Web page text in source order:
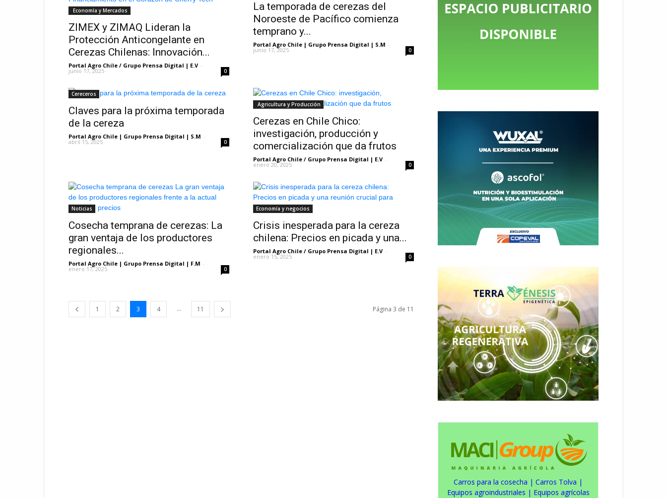
Economía y Mercados
ZIMEX y ZIMAQ Lideran la
Protección Anticongelante en
Cerezas Chilenas: Innovación...
Portal Agro Chile / Grupo Prensa Digital | E.V -
junio 17, 2025 0
La temporada de cerezas del
Noroeste de Pacífico comienza
temprano y...
Portal Agro Chile | Grupo Prensa Digital | S.M -
junio 17, 2025 0
Cereceros
Claves para la próxima temporada
de la cereza
Portal Agro Chile | Grupo Prensa Digital | S.M -
abril 15, 2025 0
Agricultura y Producción
Cerezas en Chile Chico:
investigación, producción y
comercialización que da frutos
Portal Agro Chile / Grupo Prensa Digital | E.V -
enero 20, 2025 0
Noticias
Cosecha temprana de cerezas: La
gran ventaja de los productores
regionales...
Portal Agro Chile | Grupo Prensa Digital | F.M -
enero 17, 2025 0
Economía y negocios
Crisis inesperada para la cereza
chilena: Precios en picada y una...
Portal Agro Chile / Grupo Prensa Digital | E.V -
enero 15, 2025 0
1 2 3 4 ... 11 Página 3 de 11
Carros para la cosecha | Carros Tolva |
Equipos agroindustriales | Equipos agrícolas